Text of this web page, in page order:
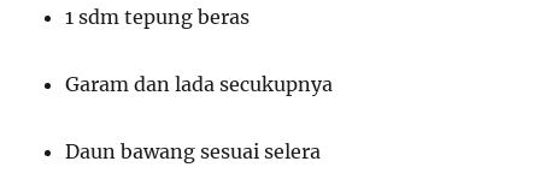
1 sdm tepung beras
Garam dan lada secukupnya
Daun bawang sesuai selera